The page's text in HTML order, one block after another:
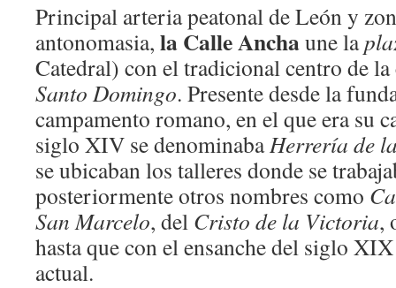
Principal arteria peatonal de León y
antonomasia, la Calle Anchaune la
Catedral) con el tradicional centro de
Santo Domingo. Presente desde la
campamento romano, en el que era su
siglo XIV se denominabaHerrería de
se ubicaban los talleres donde se
posteriormente otros nombres como
San Marcelo, del Cristo de la Victoria,
hasta que con el ensanche del siglo
actual.